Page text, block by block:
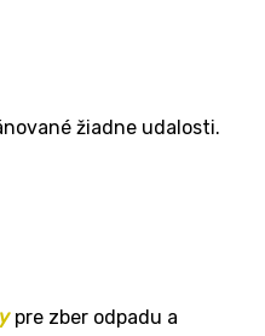
žiadne udalosti.
pre zber odpadu a